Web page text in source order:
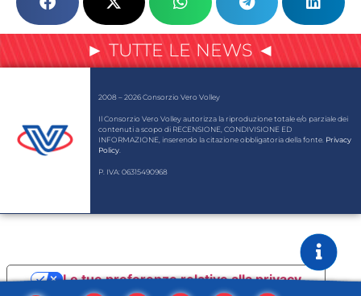
► TUTTE LE NEWS ◄
2008 – 2026 Consorzio Vero Volley
Il Consorzio Vero Volley autorizza la riproduzione totale e/o parziale dei
contenuti a scopo di RECENSIONE, CONDIVISIONE ED
INFORMAZIONE, inserendo la citazione obbligatoria della fonte. Privacy
Policy
P. IVA: 06315490968
Le tue preferenze relative alla privacy